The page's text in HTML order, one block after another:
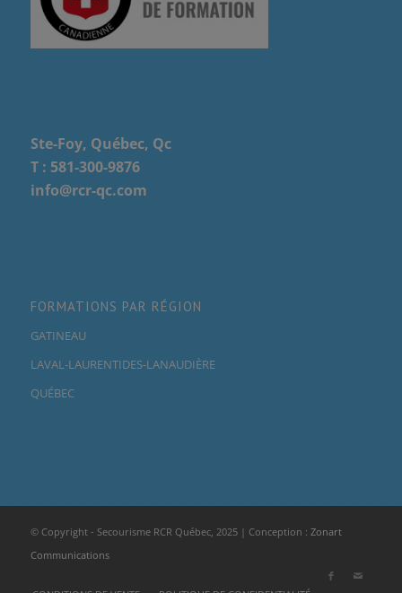
Ste-Foy, Québec, Qc
T : 581-300-9876
info@rcr-qc.com
FORMATIONS PAR RÉGION
GATINEAU
LAVAL-LAURENTIDES-LANAUDIÈRE
QUÉBEC
© Copyright - Secourisme RCR Québec, 2025 | Conception : Zonart
Communications